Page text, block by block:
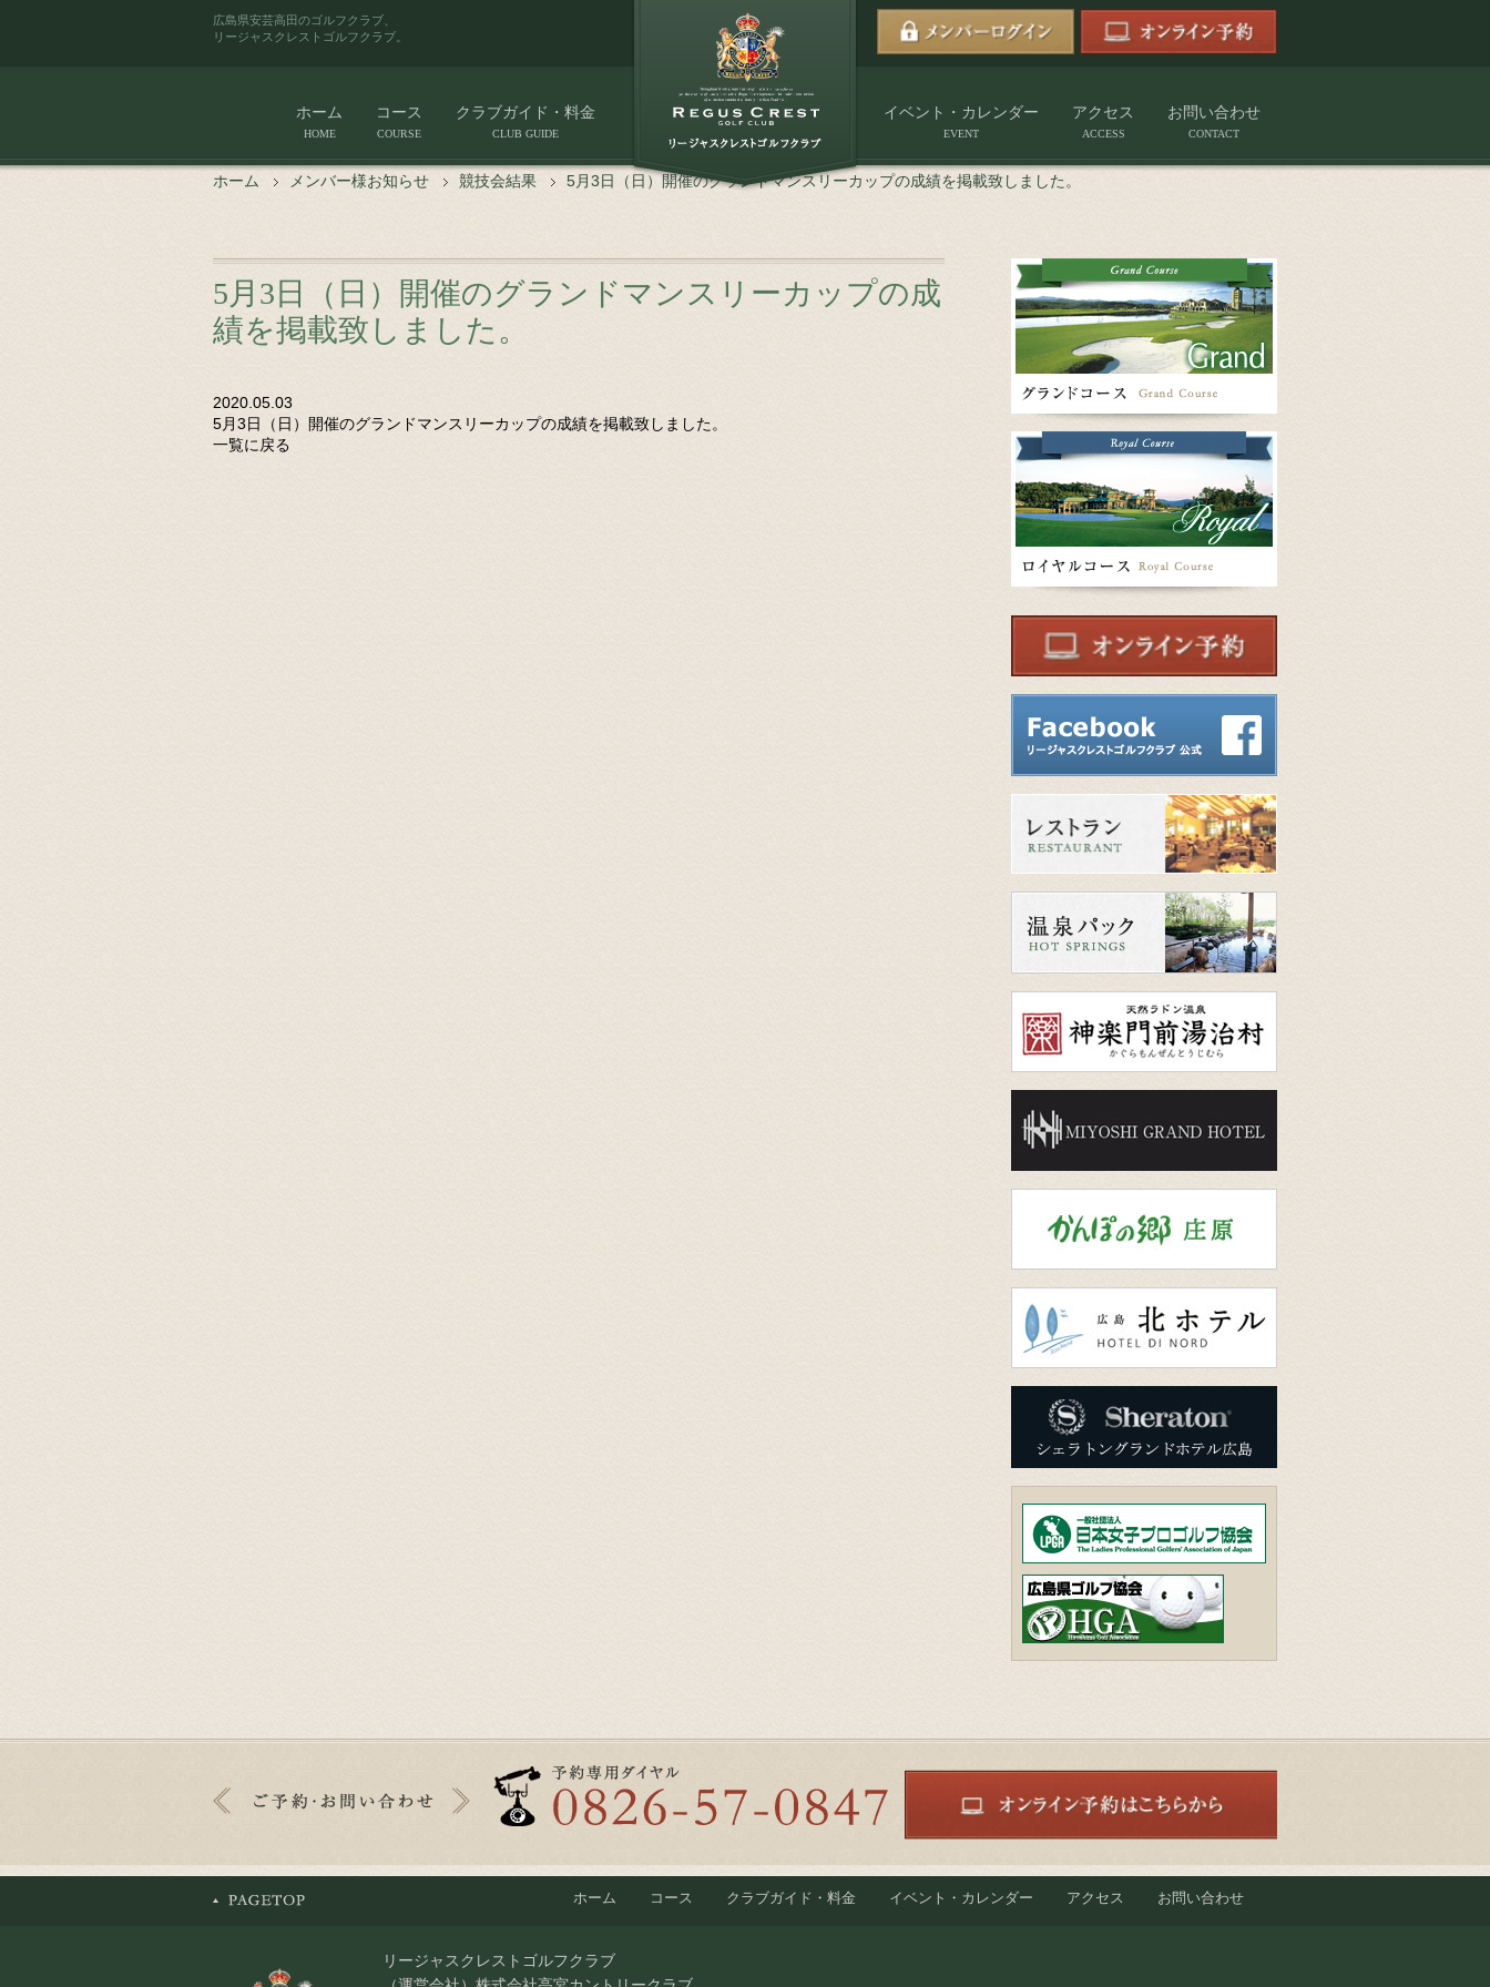
広島県安芸高田のゴルフクラブ、
リージャスクレストゴルフクラブ。
ホーム
HOME
コース
COURSE
クラブガイド・料金
CLUB GUIDE
イベント・カレンダー
EVENT
アクセス
ACCESS
お問い合わせ
CONTACT
ホーム メンバー様お知らせ 競技会結果 5月3日（日）開催のグランドマンスリーカップの成績を掲載致しました。
5月3日（日）開催のグランドマンスリーカップの成
績を掲載致しました。
2020.05.03
5月3日（日）開催のグランドマンスリーカップの成績を掲載致しました。
一覧に戻る
ホーム コース クラブガイド・料金 イベント・カレンダー アクセス お問い合わせ
リージャスクレストゴルフクラブ